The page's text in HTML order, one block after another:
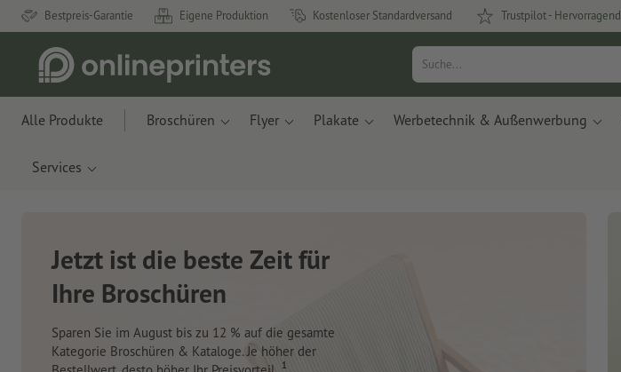
Bestpreis-Garantie Eigene Produktion Kostenloser Standardversand Trustpilot - Hervorragend
Alle Produkte Broschüren Flyer Plakate Werbetechnik & Außenwerbung
Services
Neue Notizbücher und
Haftnotizen
Mit innovativen Materialien aus Apfelresten und
Ozeanplastik.